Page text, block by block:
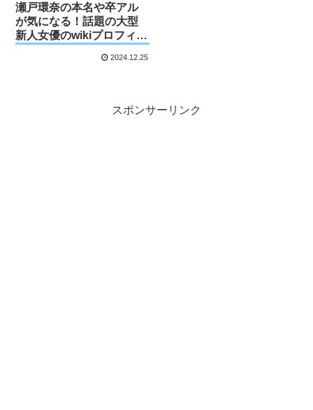
瀬戸環奈の本名や卒アル
が気になる！話題の大型
新人女優のwikiプロフィー
2024.12.25
スポンサーリンク